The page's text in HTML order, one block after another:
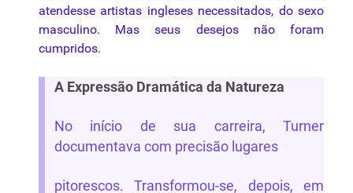
atendesse artistas ingleses necessitados, do sexo
masculino. Mas seus desejos não foram
cumpridos.
A Expressão Dramática da Natureza
No início de sua carreira, Turner
documentava com precisão lugares
pitorescos. Transformou-se, depois, em